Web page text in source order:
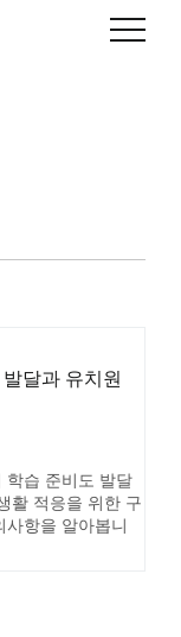
달과 유치원
학습 준비도 발달
활 적응을 위한 구
항을 알아봅니